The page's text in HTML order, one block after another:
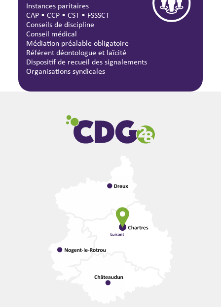
Instances paritaires
CAP •CCP •CST • FSSSCT
Conseils de discipline
Conseil médical
Médiation préalable obligatoire
Référent déontologue et laïcité
Dispositif de recueil des signalements
Organisations syndicales